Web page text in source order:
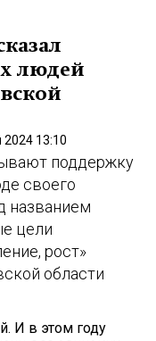
людей
2024 13:10
поддержку
своего
названием
цели
рост»
области
И в этом году